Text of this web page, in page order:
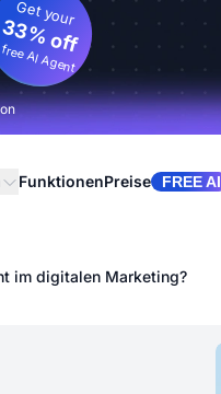
Get your
33% off
AI Agent
FunktionenPreise FREE AI
im digitalen Marketing?